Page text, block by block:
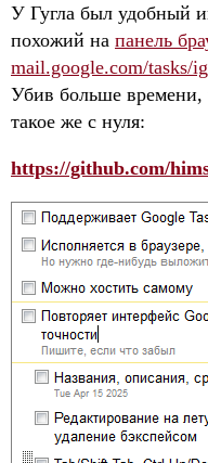
У Гугла был удобный
похожий на панель
mail.google.com/tasks/ig
Убив больше времени,
такое же с нуля:
https://github.com/